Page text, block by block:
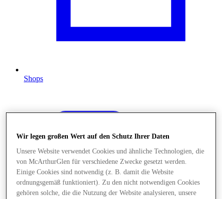
Shops
Wir legen großen Wert auf den Schutz Ihrer Daten
Unsere Website verwendet Cookies und ähnliche Technologien, die
von McArthurGlen für verschiedene Zwecke gesetzt werden.
Einige Cookies sind notwendig (z. B. damit die Website
ordnungsgemäß funktioniert). Zu den nicht notwendigen Cookies
gehören solche, die die Nutzung der Website analysieren, unsere